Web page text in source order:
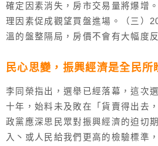
確定因素消失，房市交易量將爆增
理因素促成觀望買盤進場。（三）
溫的盤整隔局，房價不會有大幅度反
民心思變，振興經濟是全民
李同榮指出，選舉已經落幕，這次
十年，始料未及敗在「貨賣得出去
政黨應深思民眾對振興經濟的迫切
入丶或人民給我們更高的檢驗標準